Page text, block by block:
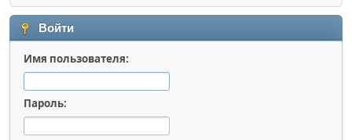
Войти
Имя пользователя:
Пароль: